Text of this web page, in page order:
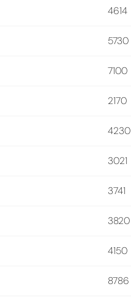
4614
5730
7100
2170
4230
3021
3741
3820
4150
8786